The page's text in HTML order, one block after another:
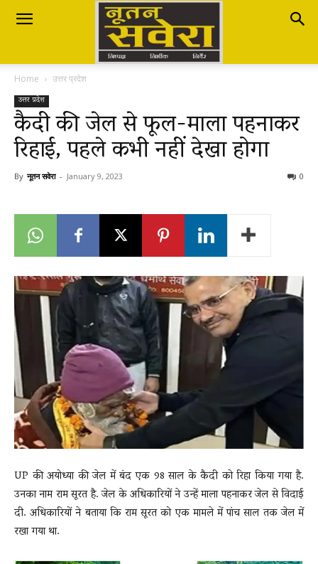
Nutan
Savera
नूतन
Breaking
News
LIVE
Home उत्तर प्रदेश
उत्तर प्रदेश
कैदी की जेल से फूल-माला पहनाकर
रिहाई, पहले कभी नहीं देखा होगा
By नूतन सवेरा - January 9, 2023 0
UP की अयोध्या की जेल में बंद एक 98 साल के कैदी को रिहा किया गया है.
उनका नाम राम सूरत है. जेल के अधिकारियों ने उन्हें माला पहनाकर जेल से विदाई
दी. अधिकारियों ने बताया कि राम सूरत को एक मामले में पांच साल तक जेल में
रखा गया था.